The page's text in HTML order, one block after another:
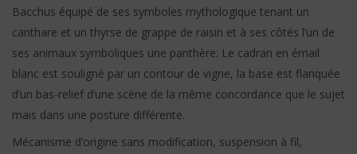
Bacchus équipé de ses symboles mythologique tenant un
canthare et un thyrse de grappe de raisin et à ses côtés l’un de
ses animaux symboliques une panthère. Le cadran en émail
blanc est souligné par un contour de vigne, la base est flanquée
d’un bas-relief d’une scène de la même concordance que le sujet
mais dans une posture différente.
Mécanisme d’origine sans modification, suspension à fil,